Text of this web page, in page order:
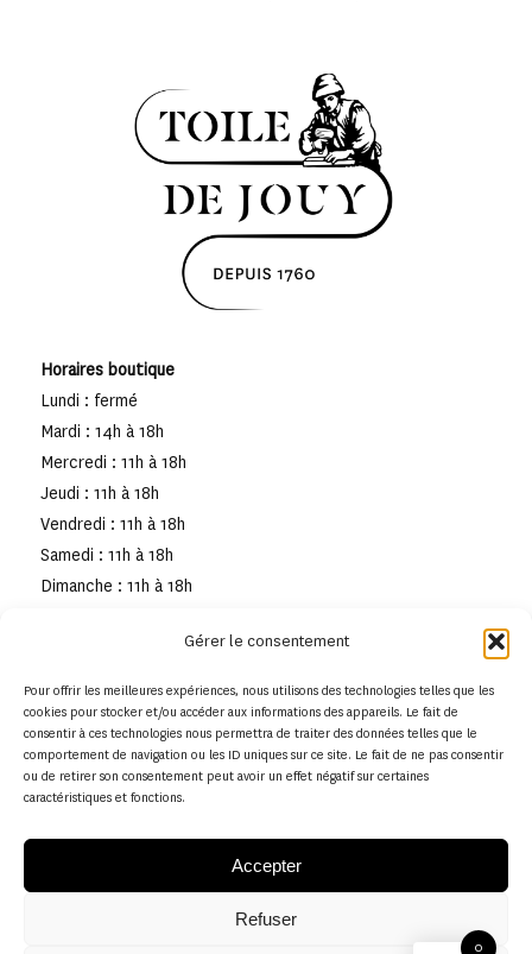
Gérer le consentement
Pour offrir les meilleures expériences, nous utilisons des technologies telles que les
cookies pour stocker et/ou accéder aux informations des appareils. Le fait de
consentir à ces technologies nous permettra de traiter des données telles que le
comportement de navigation ou les ID uniques sur ce site. Le fait de ne pas consentir
ou de retirer son consentement peut avoir un effet négatif sur certaines
caractéristiques et fonctions.
Accepter
Refuser
Horaires boutique
Lundi : fermé
Mardi : 14h à 18h
Mercredi : 11h à 18h
Jeudi : 11h à 18h
Vendredi : 11h à 18h
Samedi : 11h à 18h
Dimanche : 11h à 18h
0